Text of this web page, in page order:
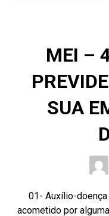
MEI –
SUA
01- Auxílio-
acometido por